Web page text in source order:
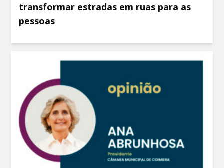
transformar estradas em ruas para as
pessoas